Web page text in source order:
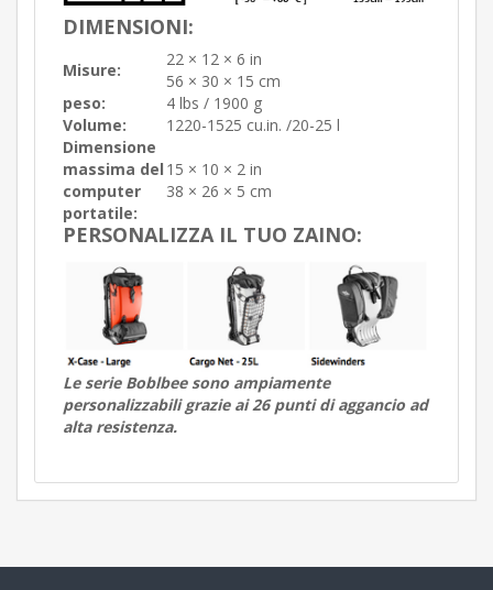
DIMENSIONI:
Misure:
22 × 12 × 6 in
56 × 30 × 15 cm
peso:
4 lbs / 1900 g
Volume:
1220-1525 cu.in. /20-25 l
Dimensione
massima del
computer
portatile:
15 × 10 × 2 in
38 × 26 × 5 cm
PERSONALIZZA IL TUO ZAINO:
Le serie Boblbee sono ampiamente
personalizzabili grazie ai 26 punti di aggancio ad
alta resistenza.